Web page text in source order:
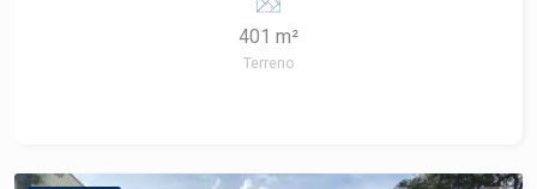
colégios como Liceu, Anglo e Maple Bear.
Tranquilo e arborizado, é ideal para quem busca
um estilo de vida saudável e prática de
401 m²
Terreno